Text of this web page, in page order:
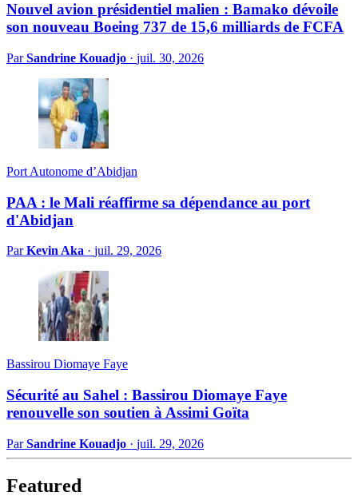
Nouvel avion présidentiel malien : Bamako dévoile
son nouveau Boeing 737 de 15,6 milliards de FCFA
ParSandrine Kouadjo · juil. 30, 2026
Port Autonome d’Abidjan
PAA : le Mali réaffirme sa dépendance au port
d'Abidjan
ParKevin Aka · juil. 29, 2026
Bassirou Diomaye Faye
Sécurité au Sahel : Bassirou Diomaye Faye
renouvelle son soutien à Assimi Goïta
ParSandrine Kouadjo · juil. 29, 2026
Featured